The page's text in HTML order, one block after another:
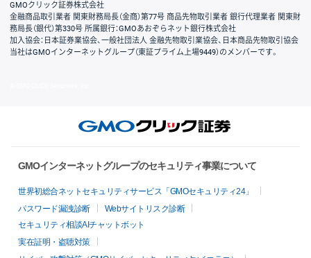
GMOクリック証券株式会社
金融商品取引業者 関東財務局長（金商）第77号 商品先物取引業者 銀行代理業者 関東財
務局長（銀代）第330号 所属銀行：GMOあおぞらネット銀行株式会社
加入協会：日本証券業協会、一般社団法人 金融先物取引業協会、日本商品先物取引協会
当社はGMOインターネットグループ（東証プライム上場9449）のメンバーです。
GMOインターネットグループのセキュリティ事業について
世界初総合ネットセキュリティサービス「GMOセキュリティ24」
パスワード漏洩診断
Webサイトリスク診断
セキュリティ相談AIチャットボット
実在証明・盗聴対策